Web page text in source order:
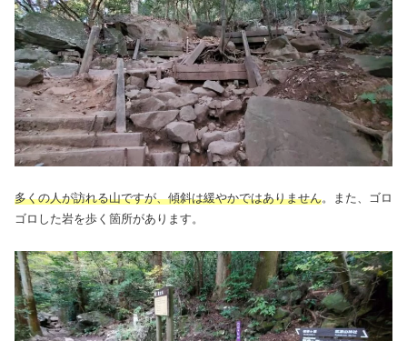
多くの人が訪れる山ですが、傾斜は緩やかではありません。また、ゴロ
ゴロした岩を歩く箇所があります。